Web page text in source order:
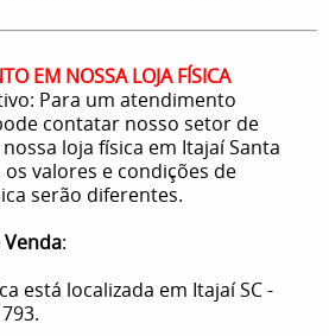
EM NOSSA LOJA FÍSICA
Para um atendimento
contatar nosso setor de
loja física em Itajaí Santa
valores e condições de
serão diferentes.
:
está localizada em Itajaí SC -